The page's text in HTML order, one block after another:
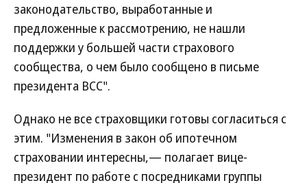
законодательство, выработанные и
предложенные к рассмотрению, не нашли
поддержки у большей части страхового
сообщества, о чем было сообщено в письме
президента ВСС".
Однако не все страховщики готовы согласиться с
этим. "Изменения в закон об ипотечном
страховании интересны,— полагает вице-
президент по работе с посредниками группы